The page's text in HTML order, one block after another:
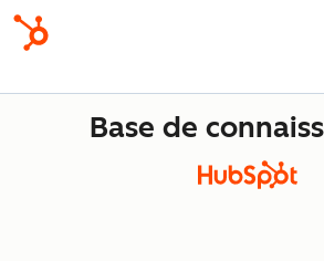
Base de